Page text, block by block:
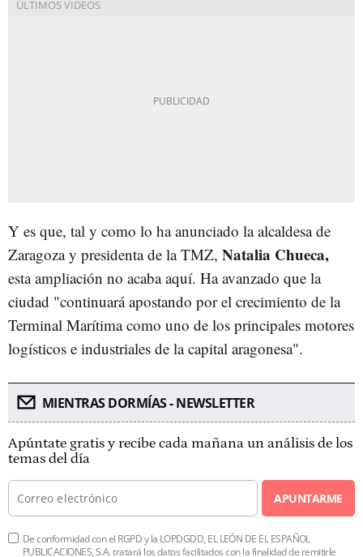
Y es que, tal y como lo ha anunciado la alcaldesa de
Zaragoza y presidenta de la TMZ, Natalia Chueca,
esta ampliación no acaba aquí. Ha avanzado que la
ciudad "continuará apostando por el crecimiento de la
Terminal Marítima como uno de los principales motores
logísticos e industriales de la capital aragonesa".
MIENTRAS DORMÍAS - NEWSLETTER
Apúntate gratis y recibe cada mañana un análisis de los
temas del día
APUNTARME
De conformidad con el RGPD y la LOPDGDD, EL LEÓN DE EL ESPAÑOL
PUBLICACIONES, S.A. tratará los datos facilitados con la finalidad de remitirle